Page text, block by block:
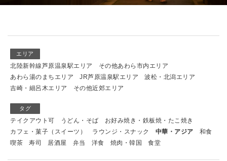
エリア
北陸新幹線芦原温泉駅エリア
その他あわら市内エリア
あわら湯のまちエリア
JR芦原温泉駅エリア
波松・北潟エリア
吉崎・細呂木エリア
その他近郊エリア
タグ
テイクアウト可 うどん・そば
お好み焼き・鉄板焼・たこ焼き
カフェ・菓子（スイーツ）
ラウンジ・スナック 中華・アジア
和食
喫茶
寿司 居酒屋 弁当 洋食 焼肉・韓国 食堂